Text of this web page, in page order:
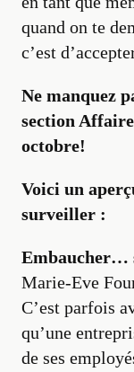
quand on te
c’est
Ne manquez
section
octobre!
Voici un
surveiller :
Embaucher…
Marie-Eve
C’est parfois
qu’une
de ses